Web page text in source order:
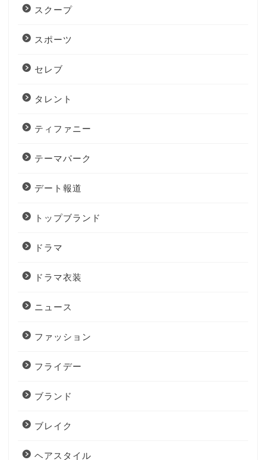
スクープ
スポーツ
セレブ
タレント
ティファニー
テーマパーク
デート報道
トップブランド
ドラマ
ドラマ衣装
ニュース
ファッション
フライデー
ブランド
ブレイク
ヘアスタイル